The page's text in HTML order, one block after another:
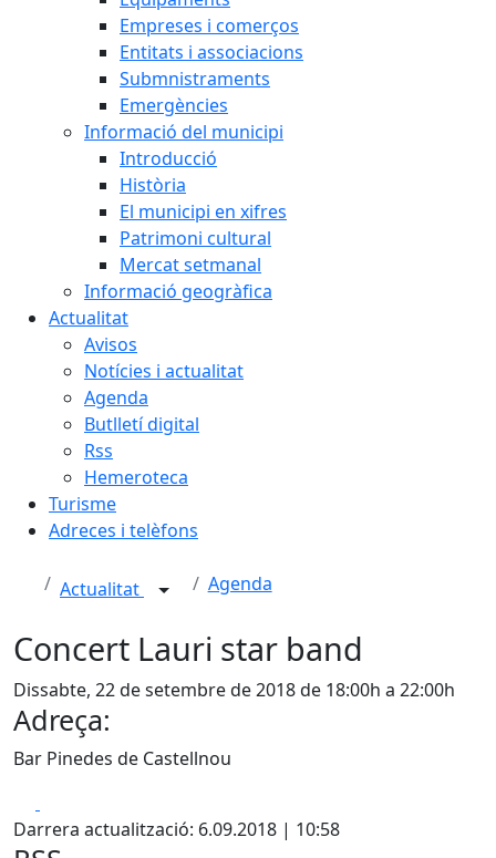
Empreses i comerços
Entitats i associacions
Submnistraments
Emergències
Informació del municipi
Introducció
Història
El municipi en xifres
Patrimoni cultural
Mercat setmanal
Informació geogràfica
Actualitat
Avisos
Notícies i actualitat
Agenda
Butlletí digital
Rss
Hemeroteca
Turisme
Adreces i telèfons
Actualitat Agenda
Concert Lauri star band
Dissabte, 22 de setembre de 2018 de 18:00h a 22:00h
Adreça:
Bar Pinedes de Castellnou
Darrera actualització: 6.09.2018 | 10:58